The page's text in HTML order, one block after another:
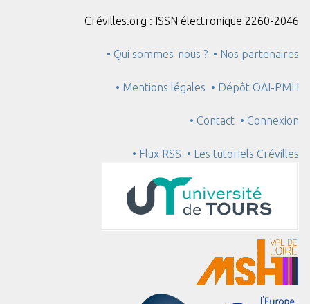
Crévilles.org : ISSN électronique 2260-2046
• Qui sommes-nous ? • Nos partenaires
• Mentions légales • Dépôt OAI-PMH
• Contact • Connexion
• Flux RSS • Les tutoriels Crévilles